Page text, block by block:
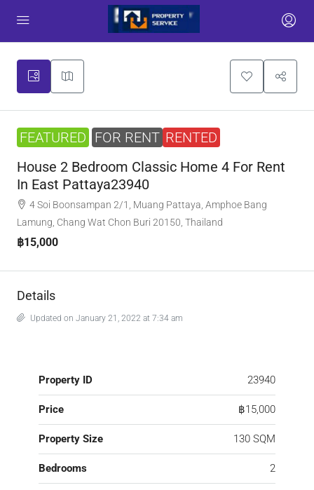
FEATURED FOR RENT RENTED
House 2 Bedroom Classic Home 4 For Rent
In East Pattaya23940
4 Soi Boonsampan 2/1, Muang Pattaya, Amphoe Bang
Lamung, Chang Wat Chon Buri 20150, Thailand
฿15,000
Details
Updated on January 21, 2022 at 7:34 am
Property ID 23940
Price ฿15,000
Property Size 130 SQM
Bedrooms 2